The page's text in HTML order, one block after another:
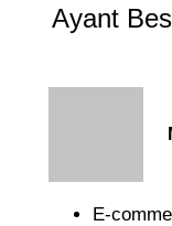
Ayant
E-